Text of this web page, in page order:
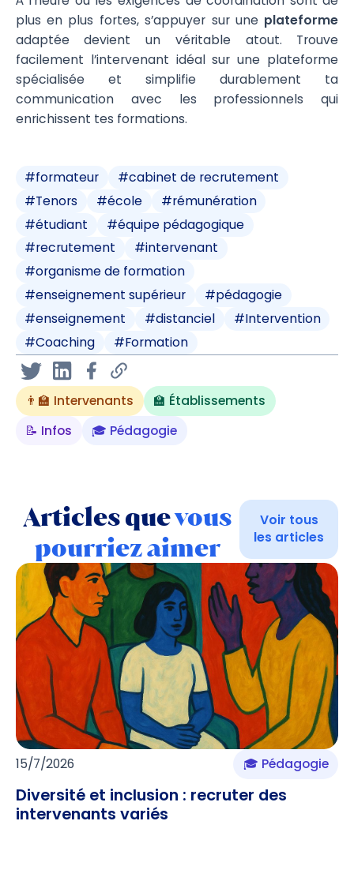
plus en plus fortes, s’appuyer sur une plateforme
adaptée devient un véritable atout. Trouve
facilement l’intervenant idéal sur une plateforme
spécialisée et simplifie durablement ta
communication avec les professionnels qui
enrichissent tes formations.
#formateur #cabinet de recrutement
#Tenors #école #rémunération
#étudiant #équipe pédagogique
#recrutement #intervenant
#organisme de formation
#enseignement supérieur #pédagogie
#enseignement #distanciel #Intervention
#Coaching #Formation
👨‍🏫 Intervenants
🏫 Établissements
📝 Infos
🎓 Pédagogie
Articles quevous
pourriez aimer
Voir tous
les articles
15/7/2026 🎓 Pédagogie
Diversité et inclusion : recruter des
intervenants variés